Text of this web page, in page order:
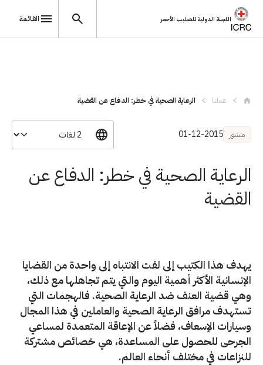
اللجنة الدولية للصليب الأحمر القائمة
عملنا الرعاية الصحية في خطر: الدفاع عن القضية
منشور 01-12-2015
الرعاية الصحية في خطر: الدفاع عن
القضية
يهدف هذا الكتيب إلى لفت الانتباه إلى واحدة من القضايا
الإنسانية الأكثر أهمية اليوم والتي يتم تجاهلها مع ذلك،
وهي قضية العنف ضد الرعاية الصحية. فالهجمات التي
تستهدف مرافق الرعاية الصحية والعاملين في هذا المجال
وسيارات الإسعاف، فضلاً عن الإعاقة المتعمدة لمساعي
الجرحى للحصول على المساعدة، هي خصائص مشتركة
للنزاعات في مختلف أنحاء العالم.